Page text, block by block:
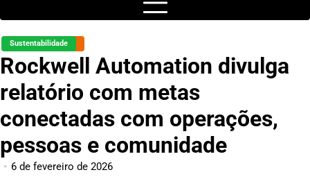
Sustentabilidade
Rockwell Automation divulga
relatório com metas
conectadas com operações,
pessoas e comunidade
6 de fevereiro de 2026